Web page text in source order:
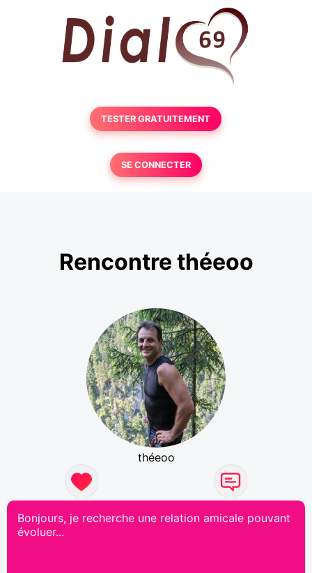
TESTER GRATUITEMENT
SE CONNECTER
Rencontre théeoo
théeoo
Bonjours, je recherche une relation amicale pouvant
évoluer...